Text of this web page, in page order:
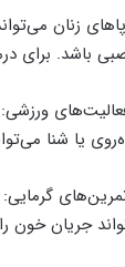
زنان
باشد. برای
فعالیت‌های
یا شنا
تمرین‌های
جریان خون